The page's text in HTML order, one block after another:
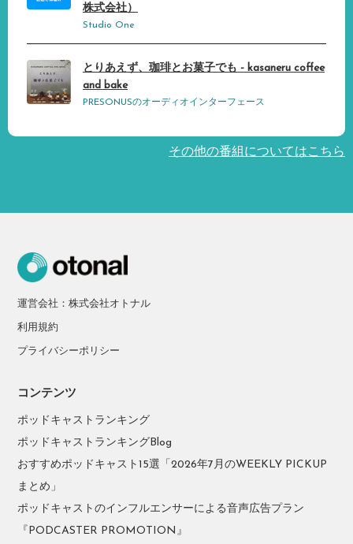
株式会社）
Studio One
とりあえず、珈琲とお菓子でも - kasaneru coffee
and bake
PRESONUSのオーディオインターフェース
その他の番組についてはこちら
運営会社：株式会社オトナル
利用規約
プライバシーポリシー
コンテンツ
ポッドキャストランキング
ポッドキャストランキングBlog
おすすめポッドキャスト15選「2026年7月のWEEKLY PICKUP
まとめ」
ポッドキャストのインフルエンサーによる音声広告プラン
『PODCASTER PROMOTION』